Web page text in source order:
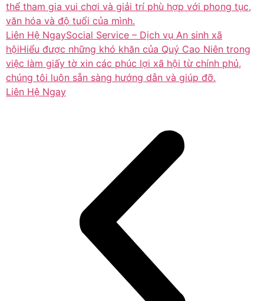
thể tham gia vui chơi và giải trí phù hợp với phong tục,
văn hóa và độ tuổi của mình.
Liên Hệ NgaySocial Service – Dịch vụ An sinh xã
hộiHiểu được những khó khăn của Quý Cao Niên trong
việc làm giấy tờ xin các phúc lợi xã hội từ chính phủ,
chúng tôi luôn sẵn sàng hướng dẫn và giúp đỡ.
Liên Hệ Ngay